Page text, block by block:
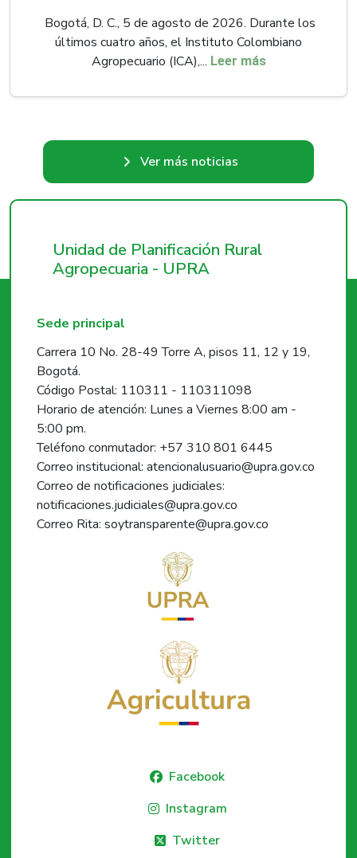
Bogotá, D. C., 5 de agosto de 2026. Durante los
últimos cuatro años, el Instituto Colombiano
Agropecuario (ICA),... Leer más
Ver más noticias
Unidad de Planificación Rural
Agropecuaria - UPRA
Sede principal
Carrera 10 No. 28-49 Torre A, pisos 11, 12 y 19,
Bogotá.
Código Postal: 110311 - 110311098
Horario de atención: Lunes a Viernes 8:00 am -
5:00 pm.
Teléfono conmutador: +57 310 801 6445
Correo institucional: atencionalusuario@upra.gov.co
Correo de notificaciones judiciales:
notificaciones.judiciales@upra.gov.co
Correo Rita: soytransparente@upra.gov.co
Facebook
Instagram
Twitter